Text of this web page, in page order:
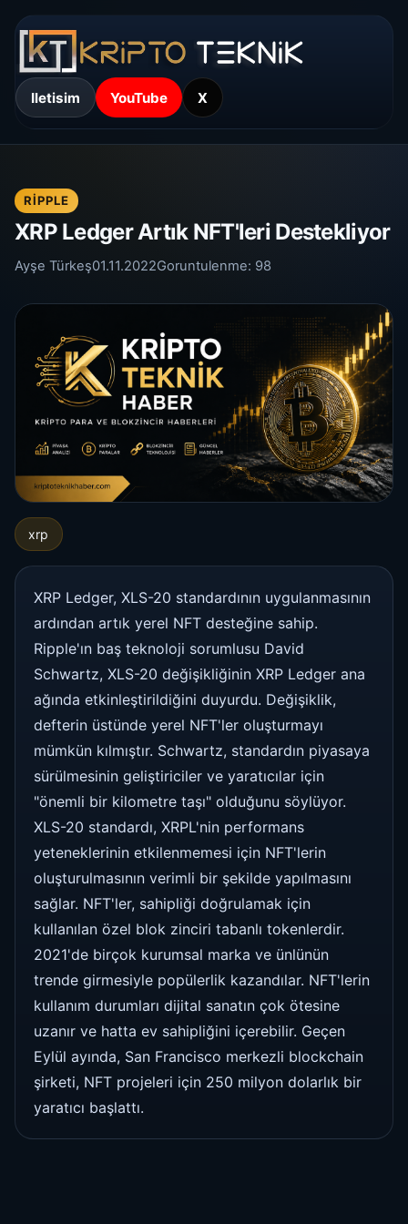
Iletisim YouTube X
RIPPLE
XRP Ledger Artık NFT'leri Destekliyor
Ayşe Türkeş01.11.2022Goruntulenme: 98
xrp
XRP Ledger, XLS-20 standardının uygulanmasının
ardından artık yerel NFT desteğine sahip.
Ripple'ın baş teknoloji sorumlusu David
Schwartz, XLS-20 değişikliğinin XRP Ledger ana
ağında etkinleştirildiğini duyurdu. Değişiklik,
defterin üstünde yerel NFT'ler oluşturmayı
mümkün kılmıştır. Schwartz, standardın piyasaya
sürülmesinin geliştiriciler ve yaratıcılar için
"önemli bir kilometre taşı" olduğunu söylüyor.
XLS-20 standardı, XRPL'nin performans
yeteneklerinin etkilenmemesi için NFT'lerin
oluşturulmasının verimli bir şekilde yapılmasını
sağlar. NFT'ler, sahipliği doğrulamak için
kullanılan özel blok zinciri tabanlı tokenlerdir.
2021'de birçok kurumsal marka ve ünlünün
trende girmesiyle popülerlik kazandılar. NFT'lerin
kullanım durumları dijital sanatın çok ötesine
uzanır ve hatta ev sahipliğini içerebilir. Geçen
Eylül ayında, San Francisco merkezli blockchain
şirketi, NFT projeleri için 250 milyon dolarlık bir
yaratıcı başlattı.